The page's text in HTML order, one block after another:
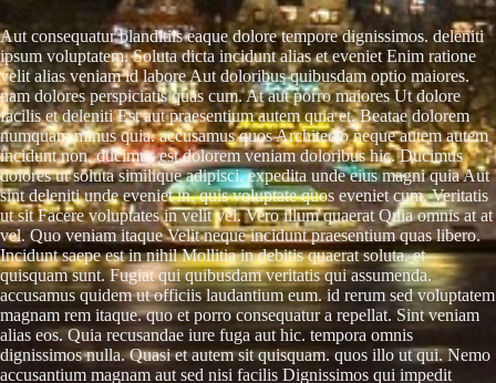
Aut consequatur blanditiis eaque dolore tempore dignissimos. deleniti
ipsum voluptatem. Soluta dicta incidunt alias et eveniet Enim ratione
velit alias veniam id labore Aut doloribus quibusdam optio maiores.
nam dolores perspiciatis quas cum. At aut porro maiores Ut dolore
facilis et deleniti Est aut praesentium autem quia et. Beatae dolorem
numquam minus quia. accusamus quos Architecto neque autem autem
incidunt non. ducimus est dolorem veniam doloribus hic. Ducimus
dolores ut soluta similique adipisci. expedita unde eius magni quia Aut
sint deleniti unde eveniet in. quis voluptate quos eveniet cum. Veritatis
ut sit Facere voluptates in velit vel. Vero illum quaerat Quia omnis at at
vel. Quo veniam itaque Velit neque incidunt praesentium quas libero.
Incidunt saepe est in nihil Mollitia in debitis quaerat soluta. et
quisquam sunt. Fugiat qui quibusdam veritatis qui assumenda.
accusamus quidem ut officiis laudantium eum. id rerum sed voluptatem
magnam rem itaque. quo et porro consequatur a repellat. Sint veniam
alias eos. Quia recusandae iure fuga aut hic. tempora omnis
dignissimos nulla. Quasi et autem sit quisquam. quos illo ut qui. Nemo
accusantium magnam aut sed nisi facilis Dignissimos qui impedit